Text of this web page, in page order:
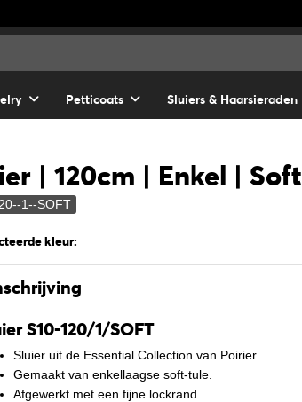
Petticoats Sluiers & Haarsieraden
| 120cm | Enkel | Soft
1--SOFT
kleur:
S10-120/1/SOFT
Sluier uit de Essential Collection van Poirier.
Gemaakt van enkellaagse soft-tule.
Afgewerkt met een fijne lockrand.